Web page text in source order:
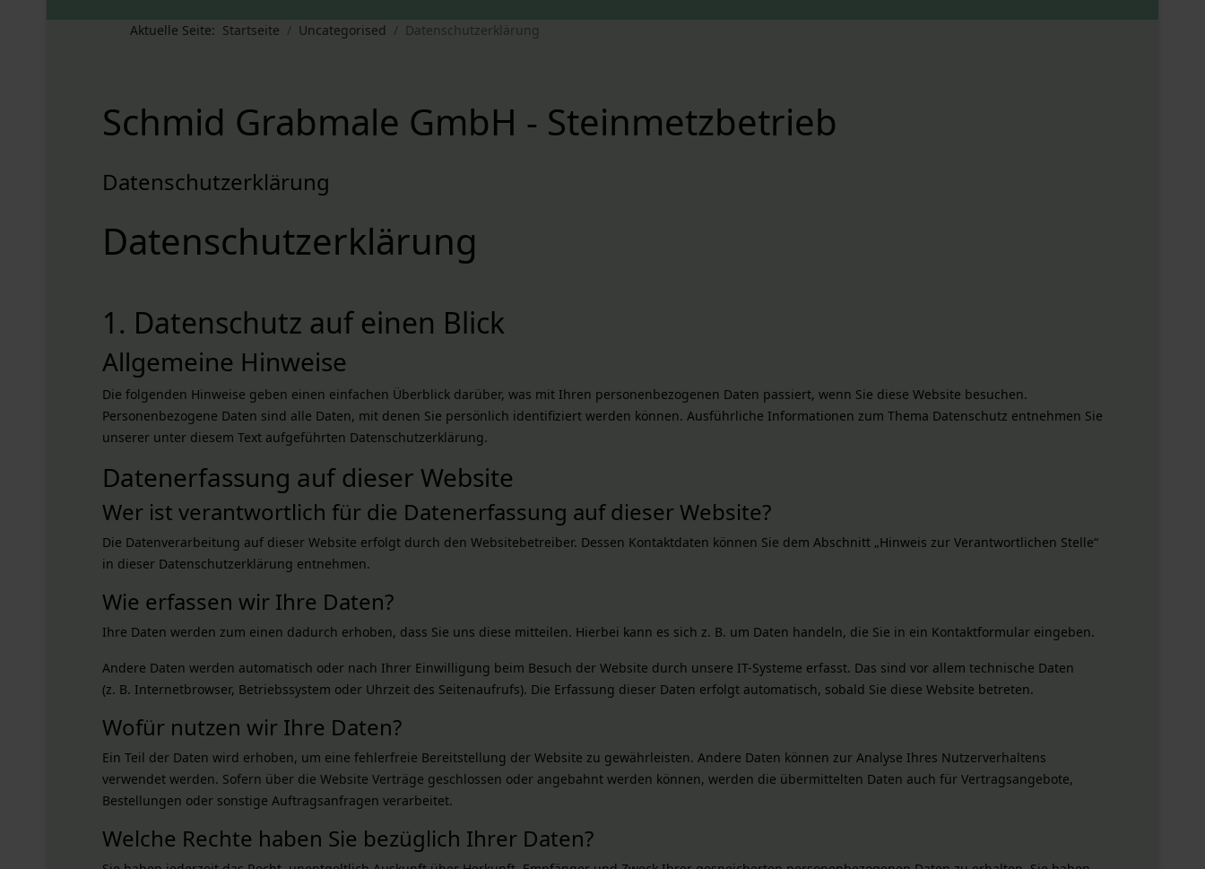
Aktuelle Seite: Startseite Uncategorised Datenschutzerklärung
Schmid Grabmale GmbH - Steinmetzbetrieb
Datenschutzerklärung
Datenschutz­erklärung
1. Datenschutz auf einen Blick
Allgemeine Hinweise
Die folgenden Hinweise geben einen einfachen Überblick darüber, was mit Ihren personenbezogenen Daten passiert, wenn Sie diese Website besuchen.
Personenbezogene Daten sind alle Daten, mit denen Sie persönlich identifiziert werden können. Ausführliche Informationen zum Thema Datenschutz entnehmen Sie
unserer unter diesem Text aufgeführten Datenschutzerklärung.
Datenerfassung auf dieser Website
Wer ist verantwortlich für die Datenerfassung auf dieser Website?
Die Datenverarbeitung auf dieser Website erfolgt durch den Websitebetreiber. Dessen Kontaktdaten können Sie dem Abschnitt „Hinweis zur Verantwortlichen Stelle“
in dieser Datenschutzerklärung entnehmen.
Wie erfassen wir Ihre Daten?
Ihre Daten werden zum einen dadurch erhoben, dass Sie uns diese mitteilen. Hierbei kann es sich z. B. um Daten handeln, die Sie in ein Kontaktformular eingeben.
Andere Daten werden automatisch oder nach Ihrer Einwilligung beim Besuch der Website durch unsere IT-Systeme erfasst. Das sind vor allem technische Daten
(z. B. Internetbrowser, Betriebssystem oder Uhrzeit des Seitenaufrufs). Die Erfassung dieser Daten erfolgt automatisch, sobald Sie diese Website betreten.
Wofür nutzen wir Ihre Daten?
Ein Teil der Daten wird erhoben, um eine fehlerfreie Bereitstellung der Website zu gewährleisten. Andere Daten können zur Analyse Ihres Nutzerverhaltens
verwendet werden. Sofern über die Website Verträge geschlossen oder angebahnt werden können, werden die übermittelten Daten auch für Vertragsangebote,
Bestellungen oder sonstige Auftragsanfragen verarbeitet.
Welche Rechte haben Sie bezüglich Ihrer Daten?